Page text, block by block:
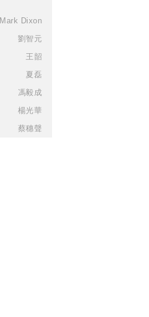
Mark Dixon
劉智元
王韶
夏磊
馮毅成
楊光華
蔡穗聲